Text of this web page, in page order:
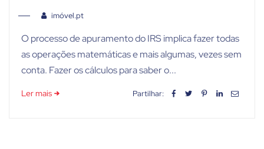
imóvel.pt
O processo de apuramento do IRS implica fazer todas
as operações matemáticas e mais algumas, vezes sem
conta. Fazer os cálculos para saber o...
Ler mais Partilhar: